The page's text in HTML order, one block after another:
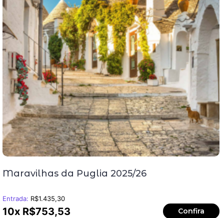
Maravilhas da Puglia 2025/26
Entrada: R$1.435,30
10x R$753,53 Confira